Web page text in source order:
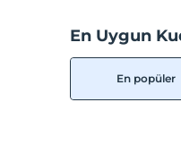
En Uygun
En popüler